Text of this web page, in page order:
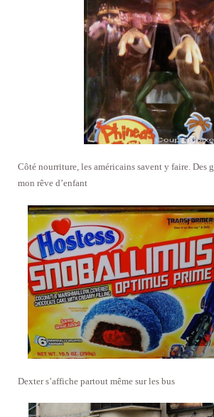
Côté nourriture, les américains savent y faire. Des
mon rêve d’enfant
Dexter s’affiche partout même sur les bus